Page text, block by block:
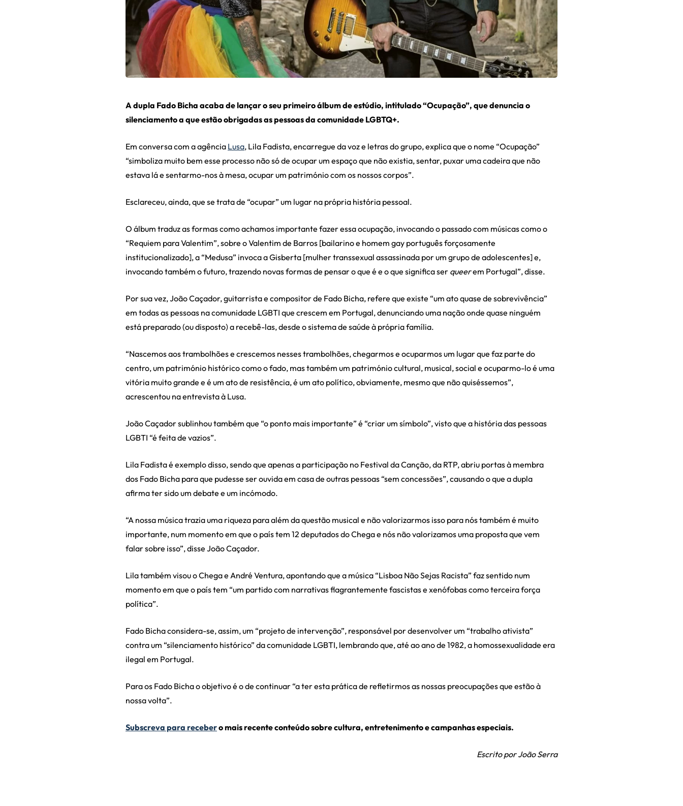
A dupla Fado Bicha acaba de lançar o seu primeiro álbum de estúdio, intitulado “Ocupação”, que denuncia o
silenciamento a que estão obrigadas as pessoas da comunidade LGBTQ+.
Em conversa com a agência Lusa, Lila Fadista, encarregue da voz e letras do grupo, explica que o nome “Ocupação”
“simboliza muito bem esse processo não só de ocupar um espaço que não existia, sentar, puxar uma cadeira que não
estava lá e sentarmo-nos à mesa, ocupar um património com os nossos corpos”.
Esclareceu, ainda, que se trata de “ocupar” um lugar na própria história pessoal.
O álbum traduz as formas como achamos importante fazer essa ocupação, invocando o passado com músicas como o
“Requiem para Valentim”, sobre o Valentim de Barros [bailarino e homem gay português forçosamente
institucionalizado], a “Medusa” invoca a Gisberta [mulher transsexual assassinada por um grupo de adolescentes] e,
invocando também o futuro, trazendo novas formas de pensar o que é e o que significa ser queerem Portugal”, disse.
Por sua vez, João Caçador, guitarrista e compositor de Fado Bicha, refere que existe “um ato quase de sobrevivência”
em todas as pessoas na comunidade LGBTI que crescem em Portugal, denunciando uma nação onde quase ninguém
está preparado (ou disposto) a recebê-las, desde o sistema de saúde à própria família.
“Nascemos aos trambolhões e crescemos nesses trambolhões, chegarmos e ocuparmos um lugar que faz parte do
centro, um património histórico como o fado, mas também um património cultural, musical, social e ocuparmo-lo é uma
vitória muito grande e é um ato de resistência, é um ato político, obviamente, mesmo que não quiséssemos”,
acrescentou na entrevista à Lusa.
João Caçador sublinhou também que “o ponto mais importante” é “criar um símbolo”, visto que a história das pessoas
LGBTI “é feita de vazios”.
Lila Fadista é exemplo disso, sendo que apenas a participação no Festival da Canção, da RTP, abriu portas à membra
dos Fado Bicha para que pudesse ser ouvida em casa de outras pessoas “sem concessões”, causando o que a dupla
afirma ter sido um debate e um incómodo.
“A nossa música trazia uma riqueza para além da questão musical e não valorizarmos isso para nós também é muito
importante, num momento em que o país tem 12 deputados do Chega e nós não valorizamos uma proposta que vem
falar sobre isso”, disse João Caçador.
Lila também visou o Chega e André Ventura, apontando que a música “Lisboa Não Sejas Racista” faz sentido num
momento em que o país tem “um partido com narrativas flagrantemente fascistas e xenófobas como terceira força
política”.
Fado Bicha considera-se, assim, um “projeto de intervenção”, responsável por desenvolver um “trabalho ativista”
contra um “silenciamento histórico” da comunidade LGBTI, lembrando que, até ao ano de 1982, a homossexualidade era
ilegal em Portugal.
Para os Fado Bicha o objetivo é o de continuar “a ter esta prática de refletirmos as nossas preocupações que estão à
nossa volta”.
Subscreva para recebero mais recente conteúdo sobre cultura, entretenimento e campanhas especiais.
Escrito por João Serra